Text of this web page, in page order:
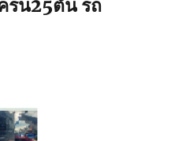
รน25ตัน รถ